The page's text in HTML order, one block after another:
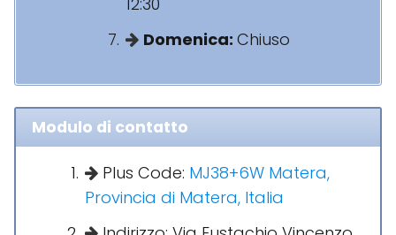
Domenica: Chiuso
Modulo di contatto
Plus Code: MJ38+6W Matera,
Provincia di Matera, Italia